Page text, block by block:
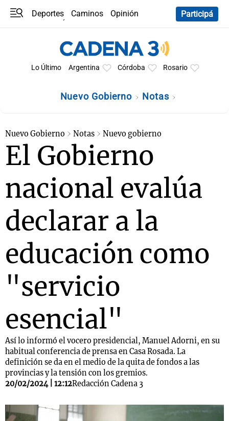
Deportes Caminos
Opinión
Participá
Lo Último Argentina Córdoba Rosario
Nuevo Gobierno Notas
Nuevo Gobierno Notas Nuevo gobierno
El Gobierno
nacional evalúa
declarar a la
educación como
"servicio
esencial"
Así lo informó el vocero presidencial, Manuel Adorni, en su
habitual conferencia de prensa en Casa Rosada. La
definición se da en el medio de la quita de fondos a las
provincias y la tensión con los gremios.
20/02/2024 | 12:12Redacción Cadena 3